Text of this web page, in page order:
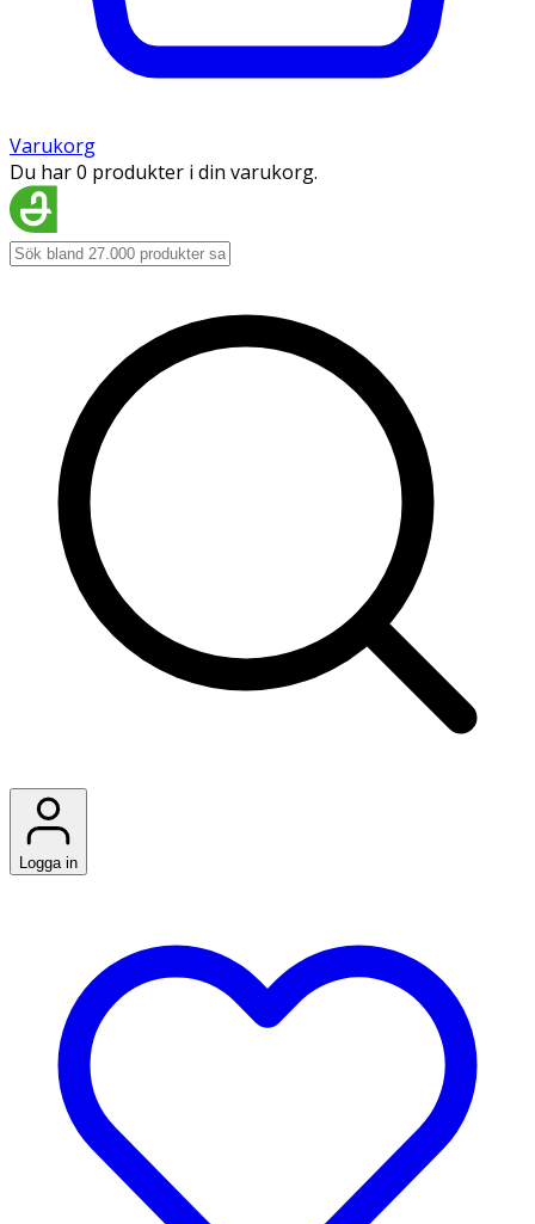
Varukorg
Du har 0 produkter i din varukorg.
Logga in